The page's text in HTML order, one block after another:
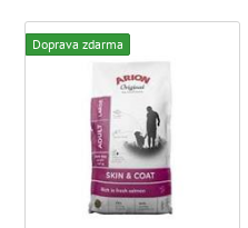
Doprava zdarma